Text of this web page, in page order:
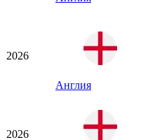
2026
Англия
2026